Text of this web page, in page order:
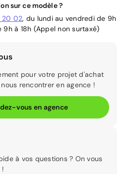
sur ce modèle ?
20 02, du lundi au vendredi de 9h
à 18h (Appel non surtaxé)
pour votre projet d'achat
rencontrer en agence !
vous en agence
à vos questions ? On vous
!